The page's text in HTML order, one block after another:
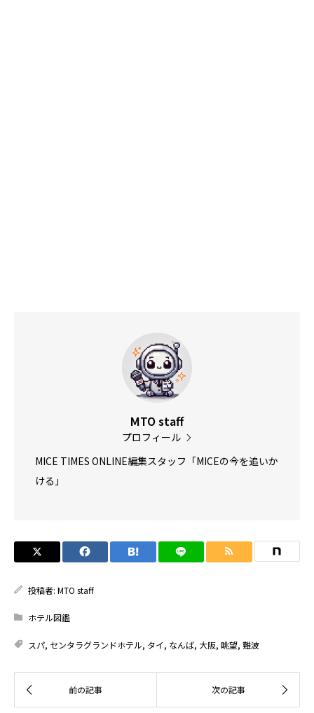
MTO staff
プロフィール
MICE TIMES ONLINE編集スタッフ「MICEの今を追いか
ける」
投稿者: MTO staff
ホテル図鑑
スパ, センタラグランドホテル, タイ, なんば, 大阪, 眺望, 難波